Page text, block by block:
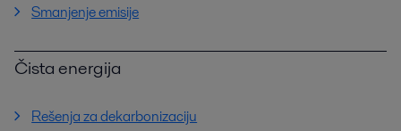
Smanjenje emisije
Čista energija
Rešenja za dekarbonizaciju